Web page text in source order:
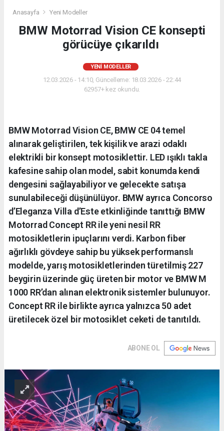
Anasayfa Yeni Modeller
BMW Motorrad Vision CE konsepti
görücüye çıkarıldı
YENI MODELLER
12.03.2026 - 14:10, Güncelleme: 18.03.2026 - 22:44
62957+ kez okundu.
BMW Motorrad Vision CE, BMW CE 04 temel
alınarak geliştirilen, tek kişilik ve arazi odaklı
elektrikli bir konsept motosiklettir. LED ışıklı takla
kafesine sahip olan model, sabit konumda kendi
dengesini sağlayabiliyor ve gelecekte satışa
sunulabileceği düşünülüyor. BMW ayrıca Concorso
d’Eleganza Villa d’Este etkinliğinde tanıttığı BMW
Motorrad Concept RR ile yeni nesil RR
motosikletlerin ipuçlarını verdi. Karbon fiber
ağırlıklı gövdeye sahip bu yüksek performanslı
modelde, yarış motosikletlerinden türetilmiş 227
beygirin üzerinde güç üreten bir motor ve BMW M
1000 RR’dan alınan elektronik sistemler bulunuyor.
Concept RR ile birlikte ayrıca yalnızca 50 adet
üretilecek özel bir motosiklet ceketi de tanıtıldı.
ABONE OL